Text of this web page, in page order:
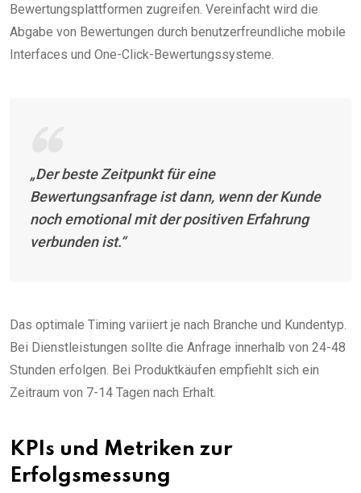
Bewertungsplattformen zugreifen. Vereinfacht wird die
Abgabe von Bewertungen durch benutzerfreundliche mobile
Interfaces und One-Click-Bewertungssysteme.
„Der beste Zeitpunkt für eine
Bewertungsanfrage ist dann, wenn der Kunde
noch emotional mit der positiven Erfahrung
verbunden ist.“
Das optimale Timing variiert je nach Branche und Kundentyp.
Bei Dienstleistungen sollte die Anfrage innerhalb von 24-48
Stunden erfolgen. Bei Produktkäufen empfiehlt sich ein
Zeitraum von 7-14 Tagen nach Erhalt.
KPIs und Metriken zur
Erfolgsmessung